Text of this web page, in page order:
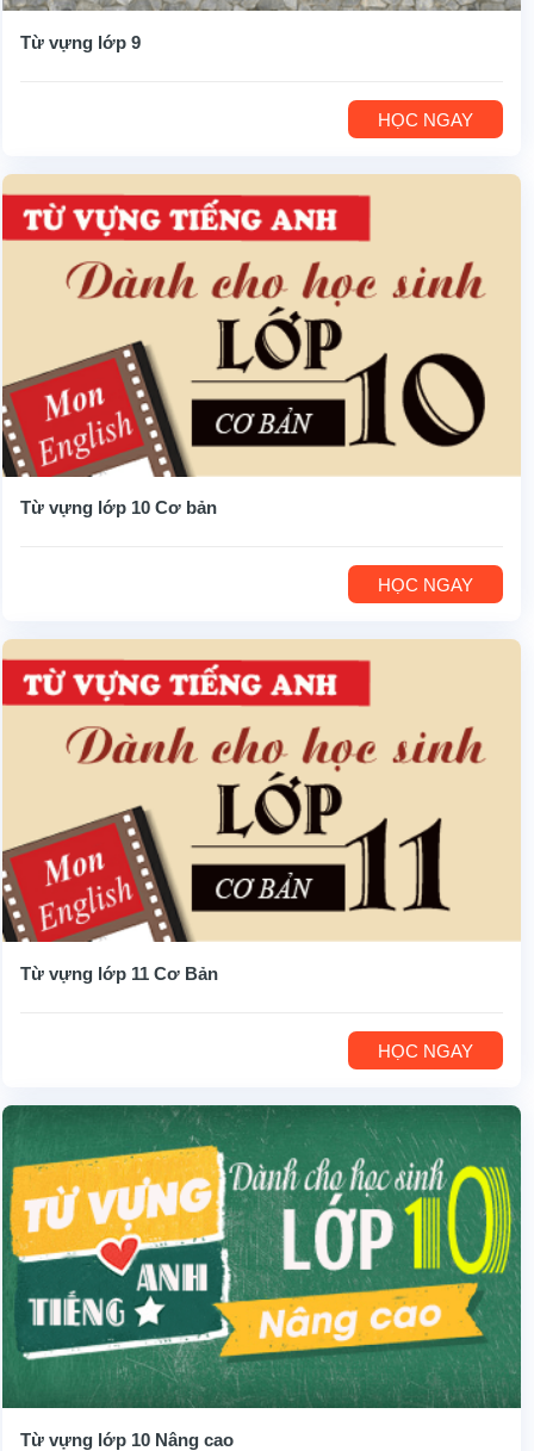
Từ vựng lớp 9
HỌC NGAY
Từ vựng lớp 10 Cơ bản
HỌC NGAY
Từ vựng lớp 11 Cơ Bản
HỌC NGAY
Từ vựng lớp 10 Nâng cao